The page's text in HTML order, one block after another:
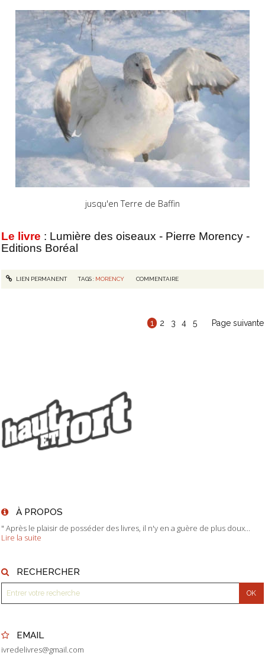
jusqu'en Terre de Baffin
Le livre : Lumière des oiseaux - Pierre Morency -
Editions Boréal
LIEN PERMANENT TAGS : MORENCY COMMENTAIRE
1 2 3 4 5 Page suivante
À PROPOS
" Après le plaisir de posséder des livres, il n'y en a guère de plus doux...
Lire la suite
RECHERCHER
EMAIL
ivredelivres@gmail.com